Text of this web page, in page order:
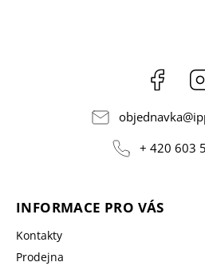
objednavka@
+ 420 603
INFORMACE PRO VÁS
Kontakty
Prodejna